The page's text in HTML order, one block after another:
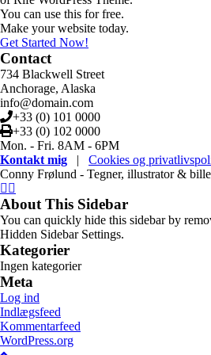
You can use this for free.
Make your website today.
Get Started Now!
Contact
734 Blackwell Street
Anchorage, Alaska
info@domain.com
+33 (0) 101 0000
+33 (0) 102 0000
Mon. - Fri. 8AM - 6PM
Kontakt mig | Cookies og
Conny Frølund - Tegner, illustrator &
About This Sidebar
You can quickly hide this sidebar by
Hidden Sidebar Settings.
Kategorier
Ingen kategorier
Meta
Log ind
Indlægsfeed
Kommentarfeed
WordPress.org